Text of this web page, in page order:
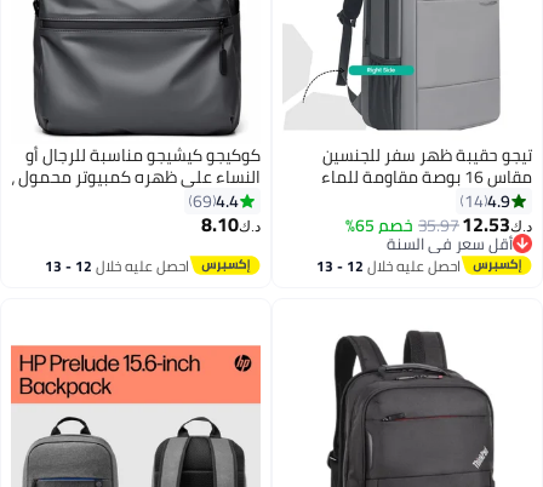
تيجو حقيبة ظهر سفر للجنسين
مقاس 16 بوصة مقاومة للماء
كمبيوتر محمول مضادة للسرقة
ومضادة للخدش للرجال والنساء
والأطفال | تناسب الكمبيوتر
والمدرسة باللون الرمادي
4.9
14
د.ك‏12.53
35.97 خصم 65%
أقل سعر في السنة
أقل سعر في السنة
احصل عليه خلال 12 - 13
كوكيجو كيشيجو مناسبة للرجال أو
النساء على ظهره كمبيوتر محمول ،
حقيبة سفر للماء ، أنيقة خفيفة
الوزن ودائمة حقيبة مدرسية جامعة
الأعمال السفر مكافحة سرقة حقيبة
4.4
69
د.ك‏8.10
احصل عليه خلال 12 - 13